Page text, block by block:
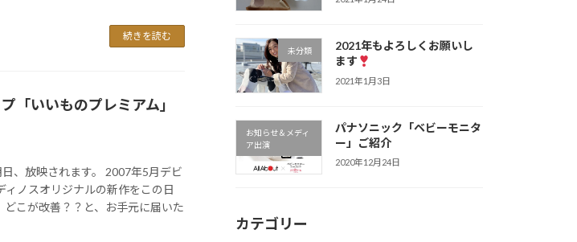
続きを読む
「いいものプレミアム」
、放映されます。 2007年5月デビ
ィノスオリジナルの新作をこの日
こが改善？？と、お手元に届いた
未分類
2021年もよろしくお願いし
ます
2021年1月3日
お知らせ＆メディ
ア出演
パナソニック「ベビーモニタ
ー」ご紹介
2020年12月24日
カテゴリー